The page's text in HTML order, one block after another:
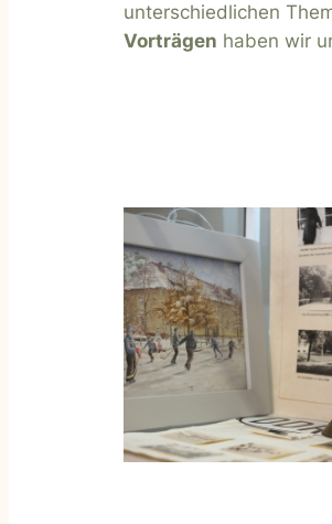
unterschiedlichen
Vorträgen haben wir